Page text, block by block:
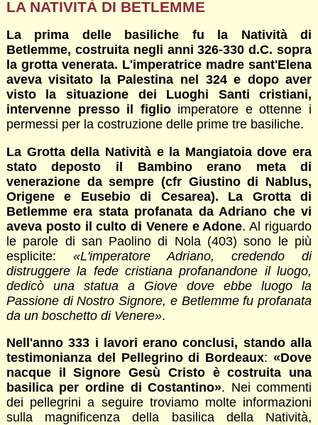
LA NATIVITÀ DI BETLEMME
La prima delle basiliche fu la Natività di
Betlemme, costruita negli anni 326-330 d.C. sopra
la grotta venerata. L'imperatrice madre sant'Elena
aveva visitato la Palestina nel 324 e dopo aver
visto la situazione dei Luoghi Santi cristiani,
intervenne presso il figlioimperatore e ottenne i
permessi per la costruzione delle prime tre basiliche.
La Grotta della Natività e la Mangiatoia dove era
stato deposto il Bambino erano meta di
venerazione da sempre (cfr Giustino di Nablus,
Origene e Eusebio di Cesarea). La Grotta di
Betlemme era stata profanata da Adriano che vi
aveva posto il culto di Venere e Adone. Al riguardo
le parole di san Paolino di Nola (403) sono le più
esplicite: «L'imperatore Adriano, credendo di
distruggere la fede cristiana profanandone il luogo,
dedicò una statua a Giove dove ebbe luogo la
Passione di Nostro Signore, e Betlemme fu profanata
da un boschetto di Venere».
Nell'anno 333 i lavori erano conclusi, stando alla
testimonianza del Pellegrino di Bordeaux:«Dove
nacque il Signore Gesù Cristo è costruita una
basilica per ordine di Costantino». Nei commenti
dei pellegrini a seguire troviamo molte informazioni
sulla magnificenza della basilica della Natività,